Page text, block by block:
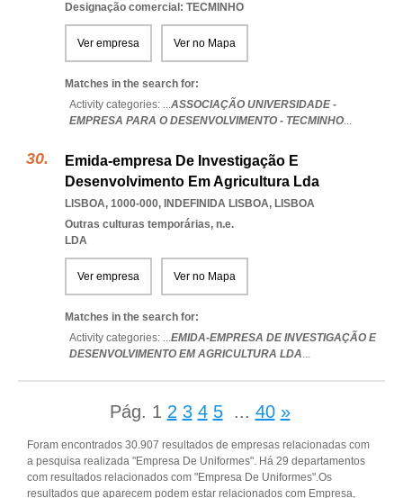
Designação comercial: TECMINHO
Ver empresa Ver no Mapa
Matches in the search for:
Activity categories: ...ASSOCIAÇÃO UNIVERSIDADE -
EMPRESA PARA O DESENVOLVIMENTO - TECMINHO...
Emida-empresa De Investigação E
Desenvolvimento Em Agricultura Lda
LISBOA, 1000-000, INDEFINIDA LISBOA, LISBOA
Outras culturas temporárias, n.e.
LDA
Ver empresa Ver no Mapa
Matches in the search for:
Activity categories: ...EMIDA-EMPRESA DE INVESTIGAÇÃO E
DESENVOLVIMENTO EM AGRICULTURA LDA...
Pág. 1 2 3 4 5 ... 40 »
Foram encontrados 30.907 resultados de empresas relacionadas com
a pesquisa realizada "Empresa De Uniformes". Há 29 departamentos
com resultados relacionados com "Empresa De Uniformes".Os
resultados que aparecem podem estar relacionados com Empresa,